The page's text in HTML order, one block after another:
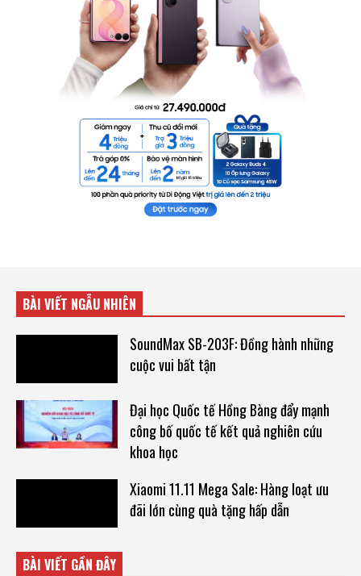
BÀI VIẾT NGẪU NHIÊN
SoundMax SB-203F: Đồng hành những
cuộc vui bất tận
Đại học Quốc tế Hồng Bàng đẩy mạnh
công bố quốc tế kết quả nghiên cứu
khoa học
Xiaomi 11.11 Mega Sale: Hàng loạt ưu
đãi lớn cùng quà tặng hấp dẫn
BÀI VIẾT GẦN ĐÂY